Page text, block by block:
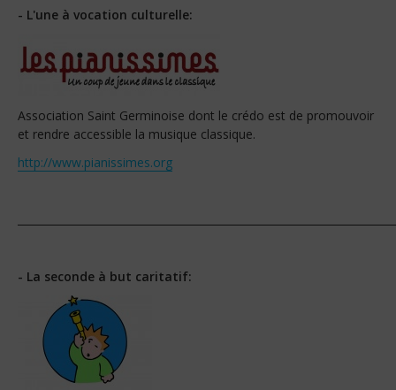
- L'une à vocation culturelle:
Association Saint Germinoise dont le crédo est de promouvoir
et rendre accessible la musique classique.
http://www.pianissimes.org
- La seconde à but caritatif: